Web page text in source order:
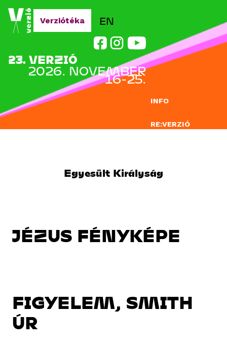
Jump to navigation
INFO
RE:VERZIÓ
EN
23. VERZIÓ
2026. NOVEMBER
16-25.
Verziótéka
Egyesült Királyság
JÉZUS FÉNYKÉPE
FIGYELEM, SMITH
ÚR